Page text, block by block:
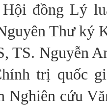
đồng Lý
Thư ký
TS. Nguyễn
trị quốc
Nghiên cứu